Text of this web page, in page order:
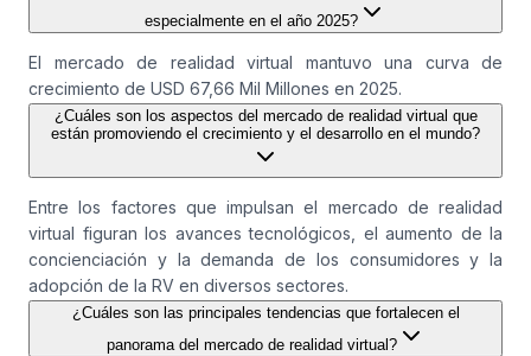
especialmente en el año 2025?
El mercado de realidad virtual mantuvo una curva de
crecimiento de USD 67,66 Mil Millones en 2025.
¿Cuáles son los aspectos del mercado de realidad virtual que
están promoviendo el crecimiento y el desarrollo en el mundo?
Entre los factores que impulsan el mercado de realidad
virtual figuran los avances tecnológicos, el aumento de la
concienciación y la demanda de los consumidores y la
adopción de la RV en diversos sectores.
¿Cuáles son las principales tendencias que fortalecen el
panorama del mercado de realidad virtual?